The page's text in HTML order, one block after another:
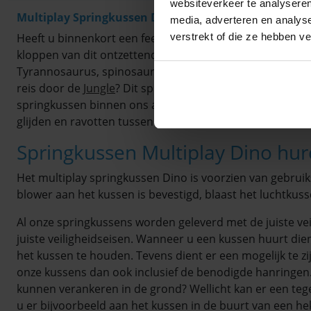
websiteverkeer te
media, adverteren en
verstrekt of die ze hebben
Multiplay Springkussen Dino huren
Heeft u binnenkort een feestje voor één van uw
kloppen van dit ontzettend leuke kussen. Grrrrr beleef
Tyrannosaurus, spinosaurus, Noasaurus of Jobaria.
reis door de Jungle? Dit springkussen Multiplay Dino is
springkussen binnen ons assortiment. Op dit
glijden en ravotten tussen de pilaren. Durft jouw kind te
Springkussen Multiplay Dino
Het multiplay springkussen Dino is voorzien van
blower aan het kussen is bevestigd, blaast het
Al onze springkussens worden geleverd met de juiste
juiste veiligheidseisen. Wanneer u een kussen huurt
het kussen te houden. Tevens dient er een mogelijk te
onze kussens dan ook inclusief de benodigde
kunnen verankeren in de grond? Wellicht kan er een
u er bijvoorbeeld aan het kussen in de buurt van een